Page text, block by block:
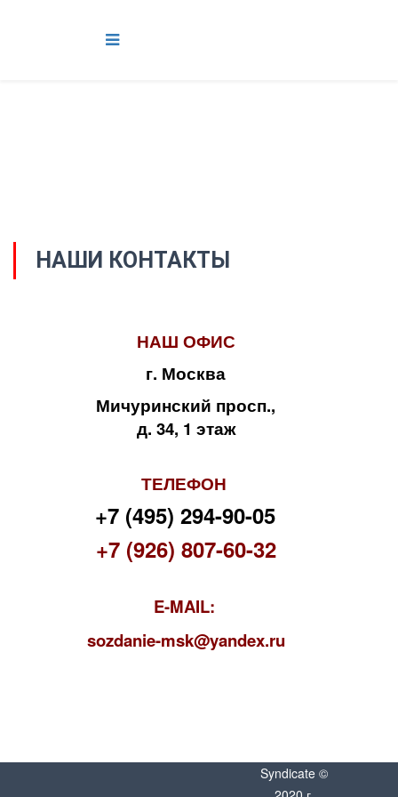
НАШИ КОНТАКТЫ
НАШ ОФИС
г. Москва
Мичуринский просп.,
д. 34, 1 этаж
ТЕЛЕФОН
+7 (495) 294-90-05
+7 (926) 807-60-32
E-MAIL:
sozdanie-msk@yandex.ru
Syndicate ©